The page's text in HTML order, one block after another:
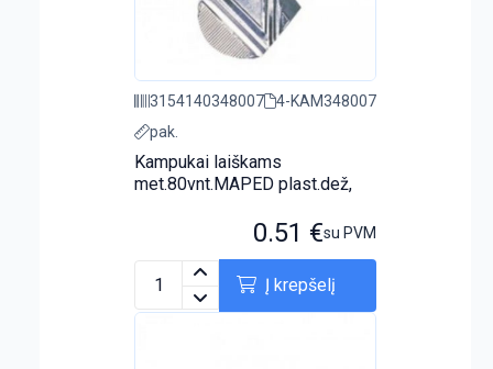
3154140348007
4-KAM348007
pak.
Kampukai laiškams
met.80vnt.MAPED plast.dež,
0.51 €su PVM
Į krepšelį